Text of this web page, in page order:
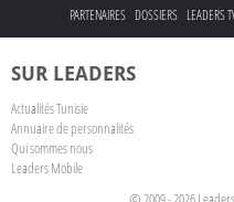
PARTENAIRES DOSSIERS LEADERS
SUR LEADERS
Actualités Tunisie
Annuaire de personnalités
Qui sommes nous
Leaders Mobile